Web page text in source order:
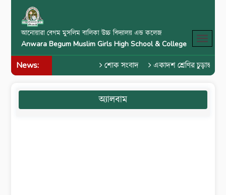
আনোয়ারা বেগম মুসলিম বালিকা উচ্চ বিদ্যালয় এন্ড কলেজ
Anwara Begum Muslim Girls High School & College
News: শোক সংবাদ একাদশ শ্রেণির চুড়ান্ত
অ্যালবাম